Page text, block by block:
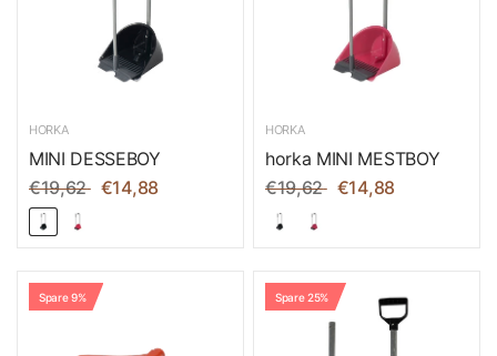
HORKA
MINI DESSEBOY
€19,62
€14,88
HORKA
horka MINI MESTBOY
€19,62
€14,88
Spare 9% Spare 25%